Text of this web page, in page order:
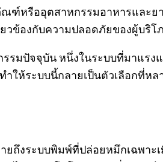
หรืออุตสาหกรรมอาหารและย
ยวข้องกับความปลอดภัยของผู้บ
มปัจจุบัน หนึ่งในระบบที่มาแรงแ
ให้ระบบนี้กลายเป็นตัวเลือกที่ห
ายถึงระบบพิมพ์ที่ปล่อยหมึกเฉพ